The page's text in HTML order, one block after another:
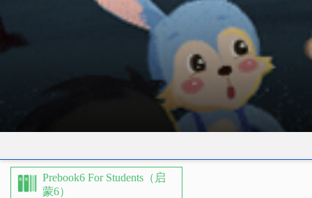
Prebook6 For Students（启
蒙6）